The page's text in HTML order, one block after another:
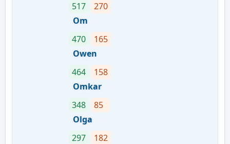
517
270
Om
470
165
Owen
464
158
Omkar
348
85
Olga
297
182